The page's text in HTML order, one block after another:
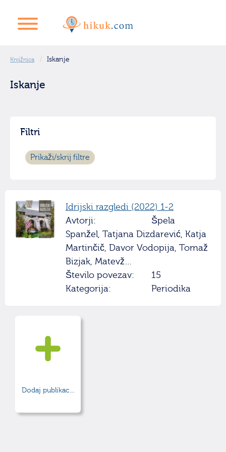
Knjižnica Iskanje
Iskanje
Filtri
Prikaži/skrij filtre
Idrijski razgledi (2022) 1-2
Avtorji:
Špela
Spanžel, Tatjana Dizdarević, Katja
Martinčič, Davor Vodopija, Tomaž
Bizjak, Matevž…
Število povezav:
15
Kategorija:
Periodika
Dodaj publikacijo